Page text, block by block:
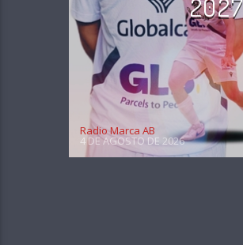
Radio Marca AB
4 DE AGOSTO DE 2026